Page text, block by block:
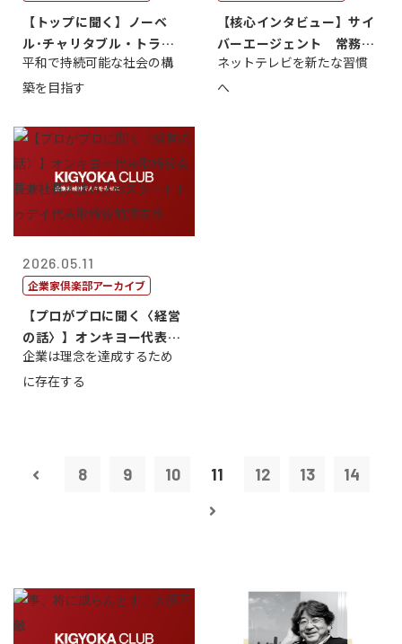
【トップに聞く】ノーベ
ル･チャリタブル・トラス
ト財団会長 マ...
平和で持続可能な社会の構
築を目指す
【核心インタビュー】サイ
バーエージェント 常務取
締役 小池政...
ネットテレビを新たな習慣
へ
2026.05.11
企業家倶楽部アーカイブ
【プロがプロに聞く〈経営
の話〉】オンキヨー代表取
締役会長兼社...
企業は理念を達成するため
に存在する
8 9 10 11 12 13 14